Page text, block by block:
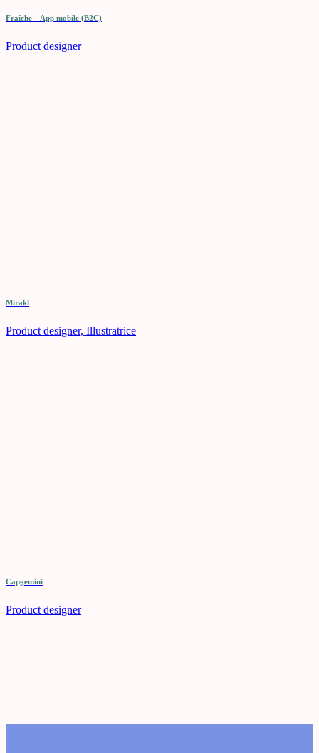
Fraîche – App mobile (B2C)
Product designer
Mirakl
Product designer, Illustratrice
Capgemini
Product designer